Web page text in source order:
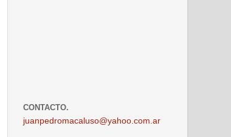
CONTACTO.
juanpedromacaluso@yahoo.com.ar